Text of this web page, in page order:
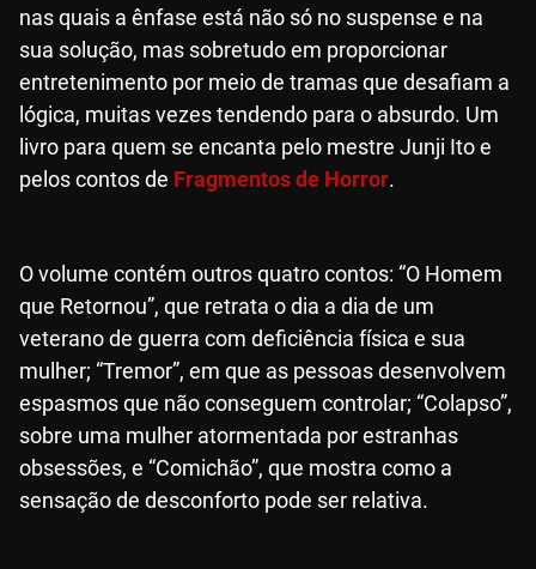
nas quais a ênfase está não só no suspense e na
sua solução, mas sobretudo em proporcionar
entretenimento por meio de tramas que desafiam a
lógica, muitas vezes tendendo para o absurdo. Um
livro para quem se encanta pelo mestre Junji Ito e
pelos contos de Fragmentos de Horror.
O volume contém outros quatro contos: “O Homem
que Retornou”, que retrata o dia a dia de um
veterano de guerra com deficiência física e sua
mulher; “Tremor”, em que as pessoas desenvolvem
espasmos que não conseguem controlar; “Colapso”,
sobre uma mulher atormentada por estranhas
obsessões, e “Comichão”, que mostra como a
sensação de desconforto pode ser relativa.